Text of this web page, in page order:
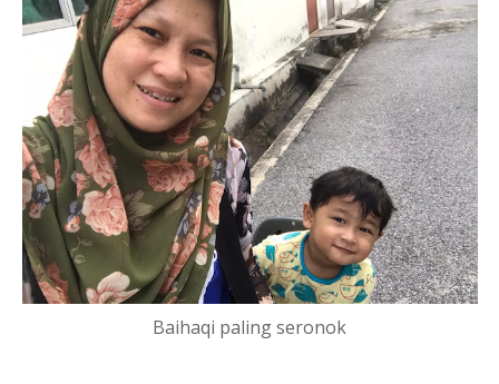
Baihaqi paling seronok